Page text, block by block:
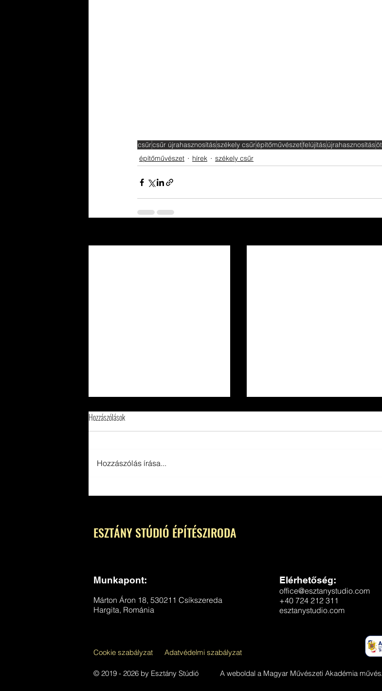
csűrcsűr újrahasznosításszékely csűrépítőművészetfelújításújrahasznosítás
építőművészet
hírek székely csűr
„A hagyományőrzés ne teherré, hanem
Megépültek az erdei szálláshelyek
Hozzászólások
Hozzászólás írása...
ESZTÁNY STÚDIÓ ÉPÍTÉSZIRODA
Munkapont:
Márton Áron 18, 530211 Csíkszereda
Hargita, Románia
Elérhetőség:
office@esztanystudio.com
+40 724 212 311
esztanystudio.com
© 2019 - 2026 by Esztány Stúdió A weboldal a Magyar Művészeti Akadémia
Cookie szabályzat Adatvédelmi szabályzat